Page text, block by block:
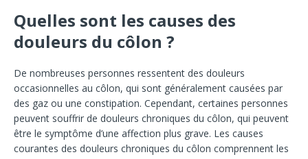
Quelles sont les causes des
douleurs du côlon ?
De nombreuses personnes ressentent des douleurs
occasionnelles au côlon, qui sont généralement causées par
des gaz ou une constipation. Cependant, certaines personnes
peuvent souffrir de douleurs chroniques du côlon, qui peuvent
être le symptôme d’une affection plus grave. Les causes
courantes des douleurs chroniques du côlon comprennent les